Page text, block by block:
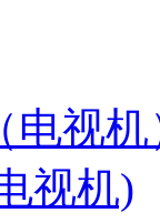
电视机
视机)